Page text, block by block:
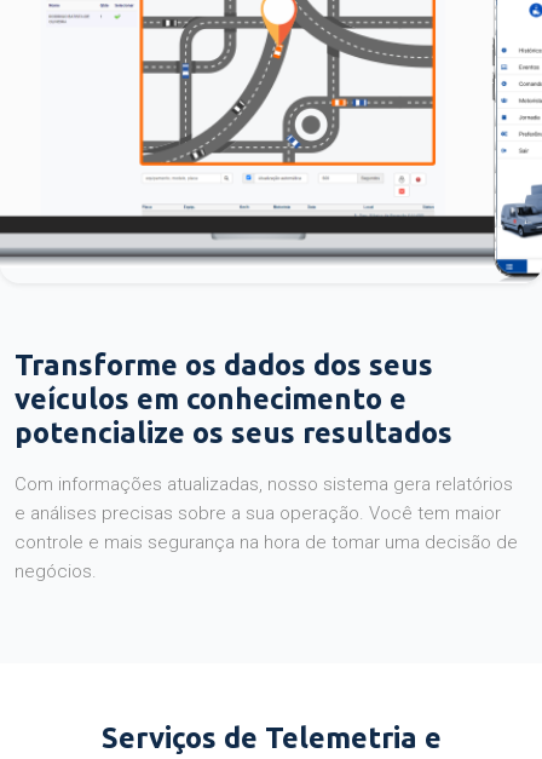
Transforme os dados dos seus
veículos em conhecimento e
potencialize os seus resultados
Com informações atualizadas, nosso sistema gera relatórios
e análises precisas sobre a sua operação. Você tem maior
controle e mais segurança na hora de tomar uma decisão de
negócios.
Serviços de Telemetria e